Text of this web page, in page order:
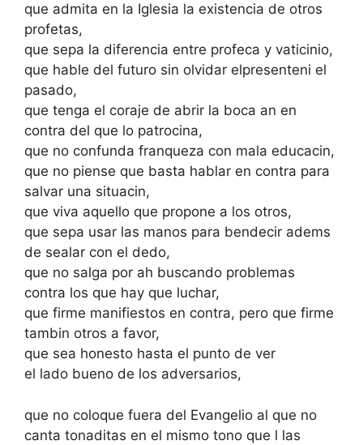
que admita en la Iglesia la existencia de otros
profetas,
que sepa la diferencia entre profeca y vaticinio,
que hable del futuro sin olvidar elpresenteni el
pasado,
que tenga el coraje de abrir la boca an en
contra del que lo patrocina,
que no confunda franqueza con mala educacin,
que no piense que basta hablar en contra para
salvar una situacin,
que viva aquello que propone a los otros,
que sepa usar las manos para bendecir adems
de sealar con el dedo,
que no salga por ah buscando problemas
contra los que hay que luchar,
que firme manifiestos en contra, pero que firme
tambin otros a favor,
que sea honesto hasta el punto de ver
el lado bueno de los adversarios,
que no coloque fuera del Evangelio al que no
canta tonaditas en el mismo tono que l las